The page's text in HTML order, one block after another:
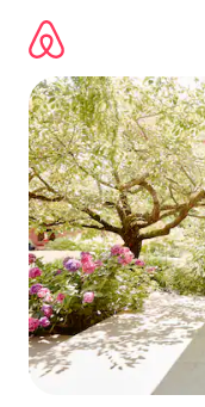
directement
contenu